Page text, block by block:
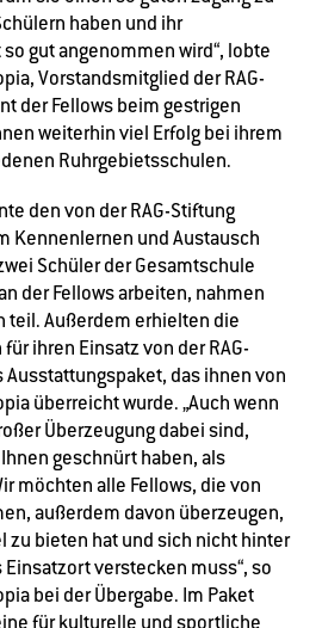
haben und ihr
gut angenommen wird“, lobte
Vorstandsmitglied der RAG-
der Fellows beim gestrigen
weiterhin viel Erfolg bei ihrem
Ruhrgebietsschulen.
den von der RAG-Stiftung
Kennenlernen und Austausch
Schüler der Gesamtschule
der Fellows arbeiten, nahmen
teil. Außerdem erhielten die
ihren Einsatz von der RAG-
das ihnen von
überreicht wurde. „Auch wenn
Überzeugung dabei sind,
geschnürt haben, als
möchten alle Fellows, die von
außerdem davon überzeugen,
zu bieten hat und sich nicht hinter
verstecken muss“, so
bei der Übergabe. Im Paket
für kulturelle und sportliche